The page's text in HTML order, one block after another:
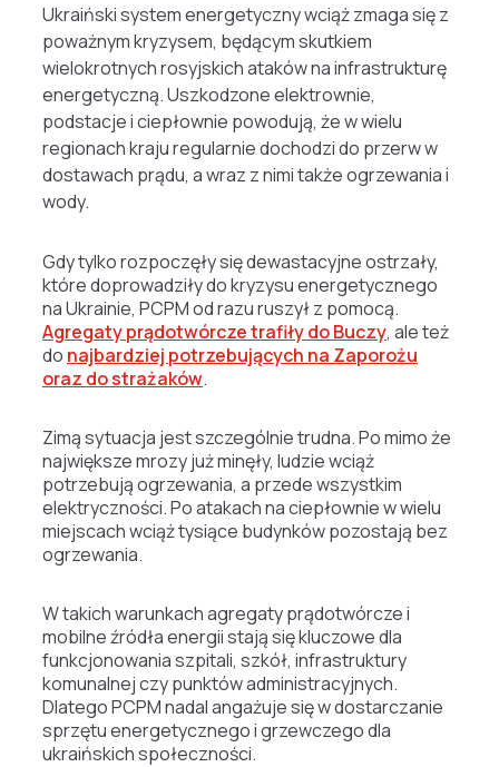
Ukraiński system energetyczny wciąż zmaga się z
poważnym kryzysem, będącym skutkiem
wielokrotnych rosyjskich ataków na infrastrukturę
energetyczną. Uszkodzone elektrownie,
podstacje i ciepłownie powodują, że w wielu
regionach kraju regularnie dochodzi do przerw w
dostawach prądu, a wraz z nimi także ogrzewania i
wody.
Gdy tylko rozpoczęły się dewastacyjne ostrzały,
które doprowadziły do kryzysu energetycznego
na Ukrainie, PCPM od razu ruszył z pomocą.
Agregaty prądotwórcze trafiły do Buczy, ale też
do najbardziej potrzebujących na Zaporożu
oraz do strażaków.
Zimą sytuacja jest szczególnie trudna. Po mimo że
największe mrozy już minęły, ludzie wciąż
potrzebują ogrzewania, a przede wszystkim
elektryczności. Po atakach na ciepłownie w wielu
miejscach wciąż tysiące budynków pozostają bez
ogrzewania.
W takich warunkach agregaty prądotwórcze i
mobilne źródła energii stają się kluczowe dla
funkcjonowania szpitali, szkół, infrastruktury
komunalnej czy punktów administracyjnych.
Dlatego PCPM nadal angażuje się w dostarczanie
sprzętu energetycznego i grzewczego dla
ukraińskich społeczności.